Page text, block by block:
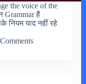
the voice of the
Grammar है
नियम याद नहीं रहे